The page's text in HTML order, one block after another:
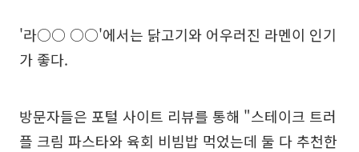
'라○○ ○○'에서는 닭고기와 어우러진 라멘이 인기
가 좋다.
방문자들은 포털 사이트 리뷰를 통해 "스테이크 트러
플 크림 파스타와 육회 비빔밥 먹었는데 둘 다 추천한